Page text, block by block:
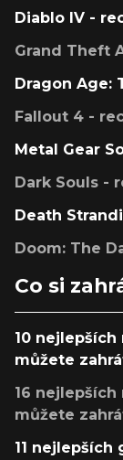
Diablo IV -
Grand Theft
Dragon Age:
Fallout 4 -
Metal Gear
Dark Souls -
Death
Doom: The
Co si
10
můžete
16
můžete
11